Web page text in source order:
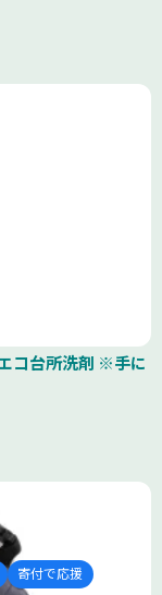
寄付で応援
コ台所洗剤 ※手に